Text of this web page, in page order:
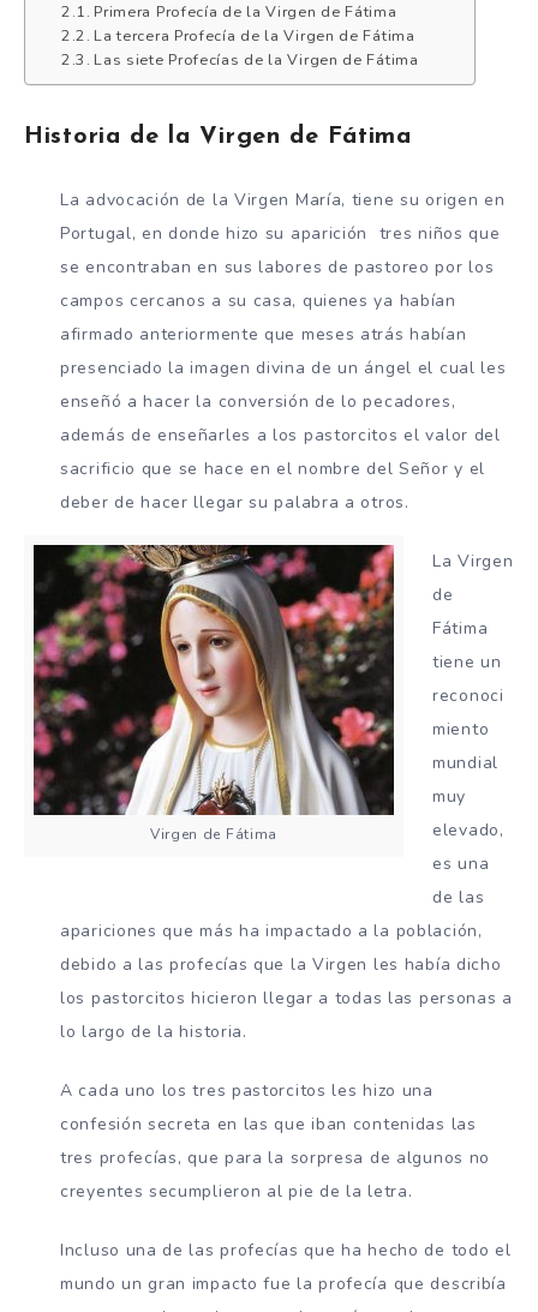
Primera Profecía de la Virgen de Fátima
La tercera Profecía de la Virgen de Fátima
Las siete Profecías de la Virgen de Fátima
Historia de la Virgen de Fátima
La advocación de la Virgen María, tiene su origen en
Portugal, en donde hizo su aparición tres niños que
se encontraban en sus labores de pastoreo por los
campos cercanos a su casa, quienes ya habían
afirmado anteriormente que meses atrás habían
presenciado la imagen divina de un ángel el cual les
enseñó a hacer la conversión de lo pecadores,
además de enseñarles a los pastorcitos el valor del
sacrificio que se hace en el nombre del Señor y el
deber de hacer llegar su palabra a otros.
Virgen de Fátima
La Virgen
de
Fátima
tiene un
reconoci
miento
mundial
muy
elevado,
es una
de las
apariciones que más ha impactado a la población,
debido a las profecías que la Virgen les había dicho
los pastorcitos hicieron llegar a todas las personas a
lo largo de la historia.
A cada uno los tres pastorcitos les hizo una
confesión secreta en las que iban contenidas las
tres profecías, que para la sorpresa de algunos no
creyentes secumplieron al pie de la letra.
Incluso una de las profecías que ha hecho de todo el
mundo un gran impacto fue la profecía que describía